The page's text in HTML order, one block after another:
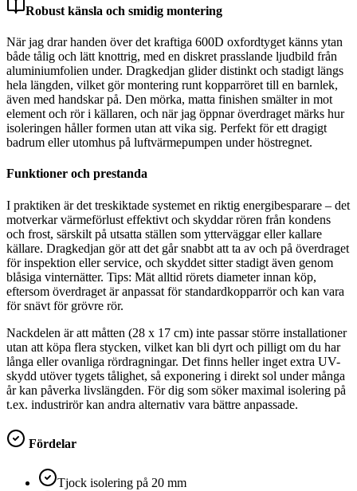
Robust känsla och smidig montering
När jag drar handen över det kraftiga 600D oxfordtyget känns ytan
både tålig och lätt knottrig, med en diskret prasslande ljudbild från
aluminiumfolien under. Dragkedjan glider distinkt och stadigt längs
hela längden, vilket gör montering runt kopparröret till en barnlek,
även med handskar på. Den mörka, matta finishen smälter in mot
element och rör i källaren, och när jag öppnar överdraget märks hur
isoleringen håller formen utan att vika sig. Perfekt för ett dragigt
badrum eller utomhus på luftvärmepumpen under höstregnet.
Funktioner och prestanda
I praktiken är det treskiktade systemet en riktig energibesparare – det
motverkar värmeförlust effektivt och skyddar rören från kondens
och frost, särskilt på utsatta ställen som ytterväggar eller kallare
källare. Dragkedjan gör att det går snabbt att ta av och på överdraget
för inspektion eller service, och skyddet sitter stadigt även genom
blåsiga vinternätter. Tips: Mät alltid rörets diameter innan köp,
eftersom överdraget är anpassat för standardkopparrör och kan vara
för snävt för grövre rör.
Nackdelen är att måtten (28 x 17 cm) inte passar större installationer
utan att köpa flera stycken, vilket kan bli dyrt och pilligt om du har
långa eller ovanliga rördragningar. Det finns heller inget extra UV-
skydd utöver tygets tålighet, så exponering i direkt sol under många
år kan påverka livslängden. För dig som söker maximal isolering på
t.ex. industrirör kan andra alternativ vara bättre anpassade.
Fördelar
Tjock isolering på 20 mm